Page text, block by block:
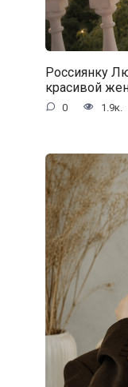
Россиянку
красивой
0 1.9к.